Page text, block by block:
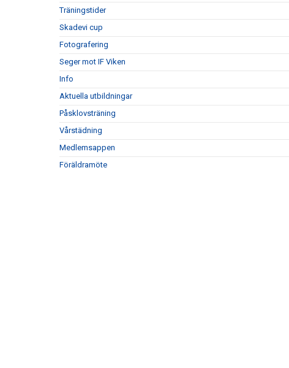
Träningstider
Skadevi cup
Fotografering
Seger mot IF Viken
Info
Aktuella utbildningar
Påsklovsträning
Vårstädning
Medlemsappen
Föräldramöte